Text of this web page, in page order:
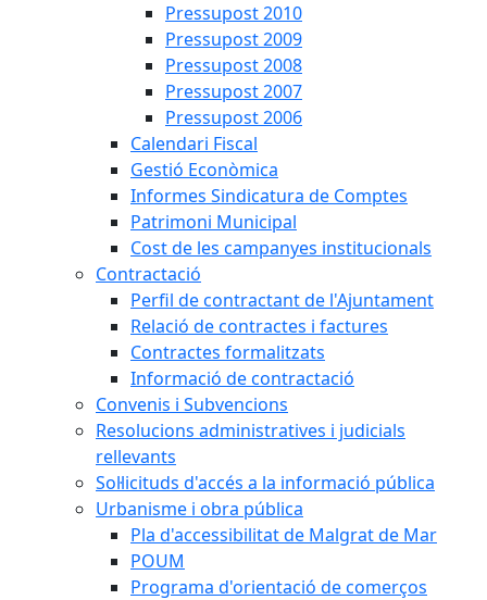
Pressupost 2010
Pressupost 2009
Pressupost 2008
Pressupost 2007
Pressupost 2006
Calendari Fiscal
Gestió Econòmica
Informes Sindicatura de Comptes
Patrimoni Municipal
Cost de les campanyes institucionals
Contractació
Perfil de contractant de l'Ajuntament
Relació de contractes i factures
Contractes formalitzats
Informació de contractació
Convenis i Subvencions
Resolucions administratives i judicials
rellevants
Sol·licituds d'accés a la informació pública
Urbanisme i obra pública
Pla d'accessibilitat de Malgrat de Mar
POUM
Programa d'orientació de comerços